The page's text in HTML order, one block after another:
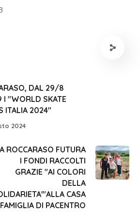
DAL 29/8
I "WORLD SKATE
ITALIA 2024"
2024
ROCCARASO FUTURA
I FONDI RACCOLTI
GRAZIE "AI COLORI
DELLA
CASA
FAMIGLIA DI PACENTRO